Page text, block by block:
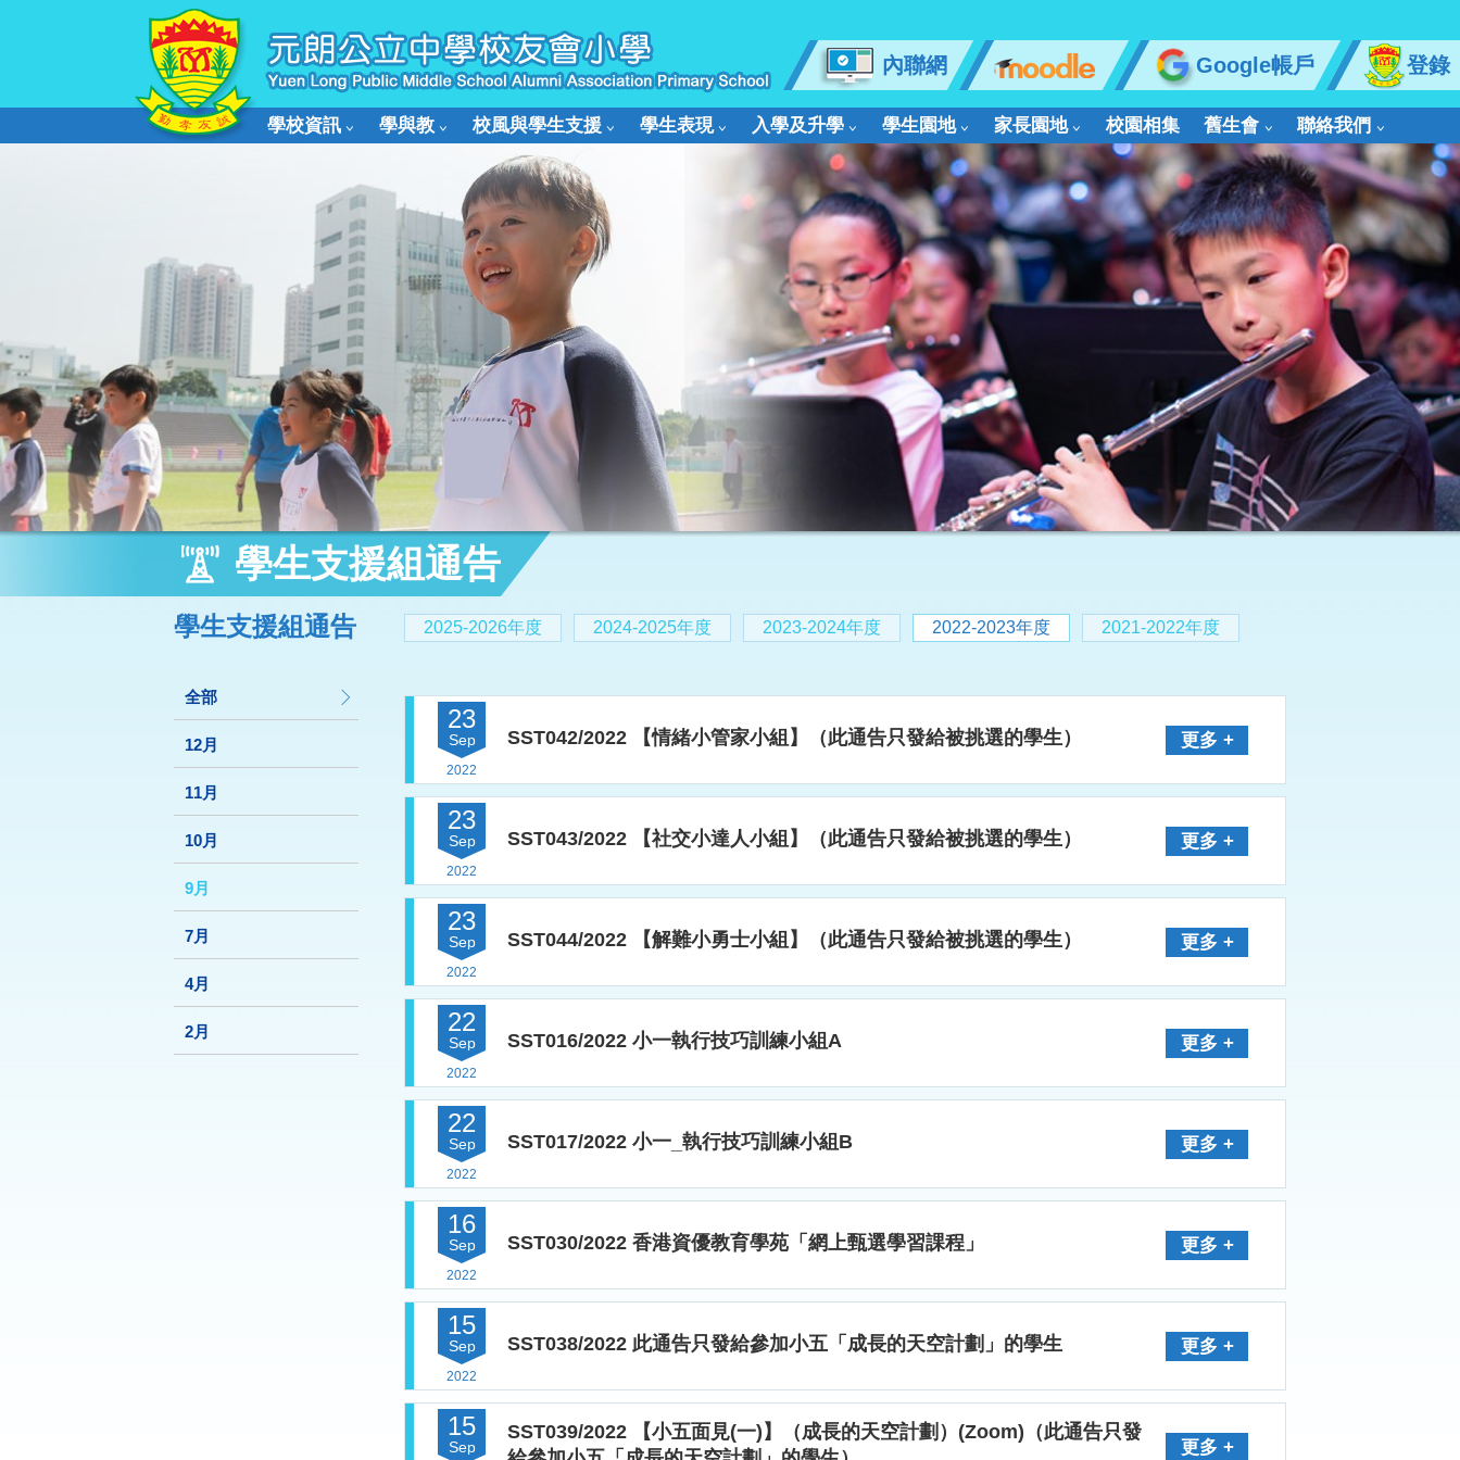
內聯網 Google帳戶 登錄
學校資訊 學與教 校風與學生支援 學生表現 入學及升學 學生園地 家長園地 校園相集 舊生會 聯絡我們
學生支援組通告
2025-2026年度 2024-2025年度 2023-2024年度 2022-2023年度 2021-2022年度
學生支援組通告
全部
12月
11月
10月
9月
7月
4月
2月
23
Sep
2022
SST042/2022 【情緒小管家小組】（此通告只發給被挑選的學生） 更多 +
23
Sep
2022
SST043/2022 【社交小達人小組】（此通告只發給被挑選的學生） 更多 +
23
Sep
2022
SST044/2022 【解難小勇士小組】（此通告只發給被挑選的學生） 更多 +
22
Sep
2022
SST016/2022 小一執行技巧訓練小組A 更多 +
22
Sep
2022
SST017/2022 小一_執行技巧訓練小組B 更多 +
16
Sep
2022
SST030/2022 香港資優教育學苑「網上甄選學習課程」 更多 +
15
Sep
2022
SST038/2022 此通告只發給參加小五「成長的天空計劃」的學生 更多 +
15
Sep
SST039/2022 【小五面見(一)】（成長的天空計劃）(Zoom)（此通告只發
更多 +